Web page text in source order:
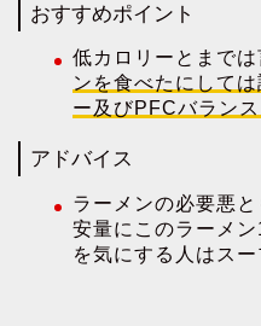
おすすめポイント
低カロリーとまで
ンを食べたにして
ー及びPFCバランス
アドバイス
ラーメンの必要悪
安量にこのラーメ
を気にする人はス